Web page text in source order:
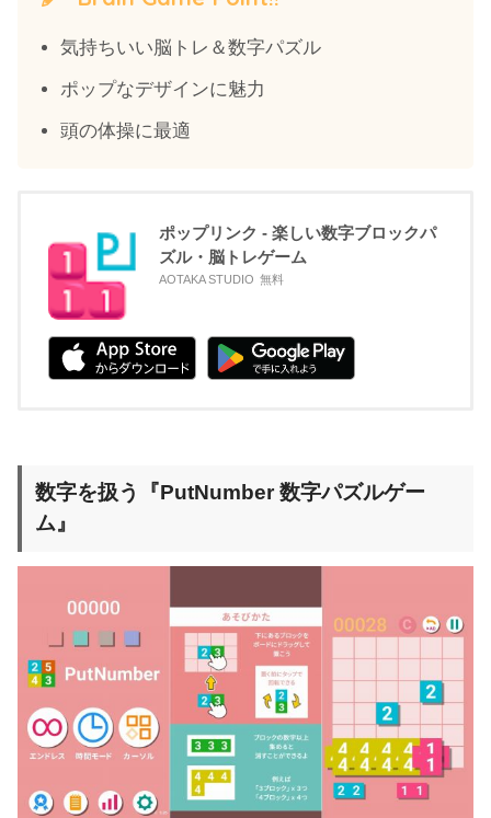
気持ちいい脳トレ＆数字パズル
ポップなデザインに魅力
頭の体操に最適
ポップリンク - 楽しい数字ブロックパ
ズル・脳トレゲーム
AOTAKA STUDIO 無料
数字を扱う『PutNumber 数字パズルゲー
ム』